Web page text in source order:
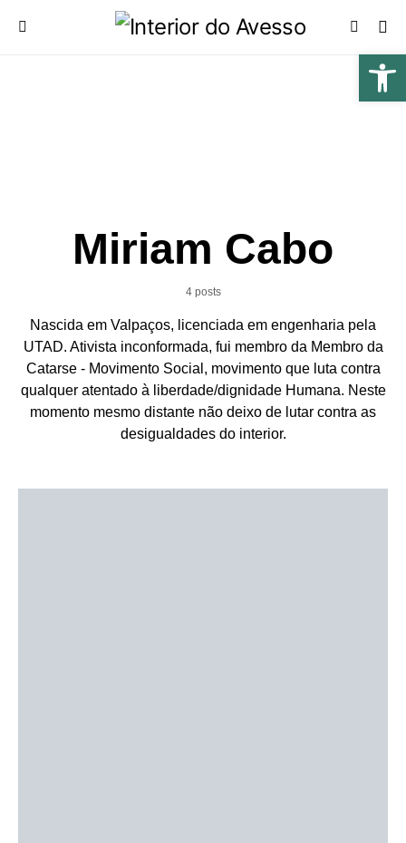
Miriam Cabo
4 posts
Nascida em Valpaços, licenciada em engenharia pela
UTAD. Ativista inconformada, fui membro da Membro da
Catarse - Movimento Social, movimento que luta contra
qualquer atentado à liberdade/dignidade Humana. Neste
momento mesmo distante não deixo de lutar contra as
desigualdades do interior.